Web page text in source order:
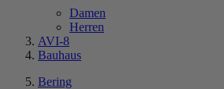
Damen
Herren
AVI-8
Bauhaus
Bering